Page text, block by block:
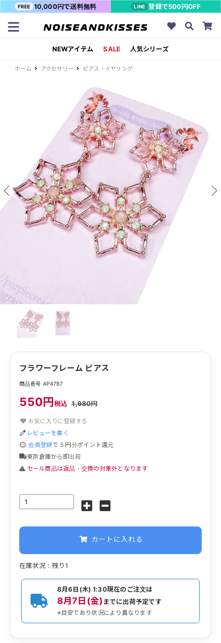
FREE 10,000円で送料無料 LINE 登録で500円OFF
NEWアイテム SALE 人気シリーズ
ホーム アクセサリー ピアス・イヤリング
フラワーフレーム ピアス
商品番号 AP4787
550円税込 1,980円
お気に入りに登録する
レビューを書く
会員登録で 5円分ポイント還元
東京倉庫から即出荷
セール商品は返品・交換の対象外となります
カートに入れる
在庫状況：残り1
8月6日(木) 1:30現在のご注文は
8月7日(金) までに出荷予定です
※目安であり状況により異なります